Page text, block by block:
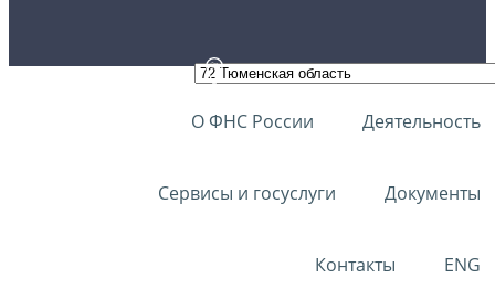
О ФНС России Деятельность
Сервисы и госуслуги Документы
Контакты ENG